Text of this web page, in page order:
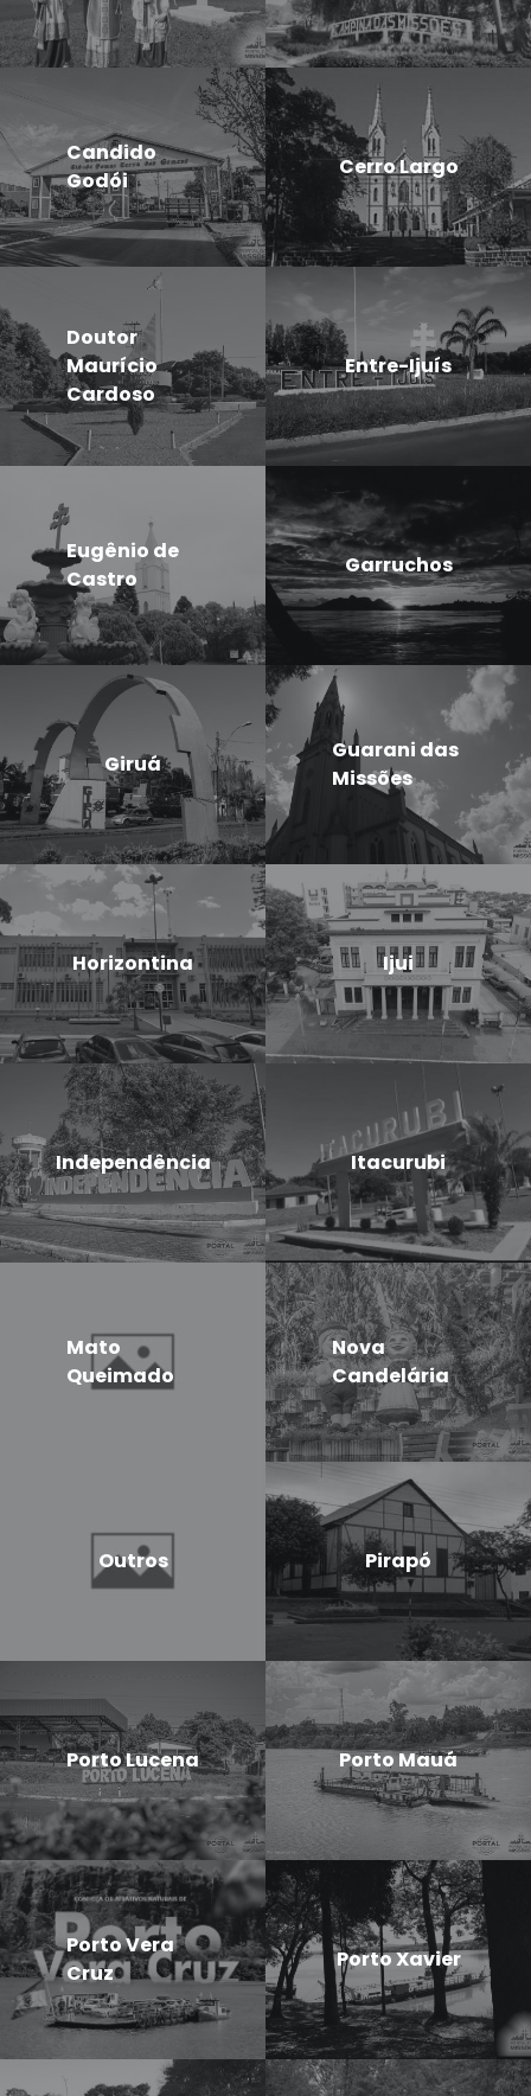
Candido
Godói
Cerro Largo
Doutor
Maurício
Cardoso
Entre-Ijuís
Eugênio de
Castro
Garruchos
Giruá
Guarani das
Missões
Horizontina Ijui
Independência Itacurubi
Mato
Queimado
Nova
Candelária
Outros Pirapó
Porto Lucena Porto Mauá
Porto Vera
Cruz
Porto Xavier